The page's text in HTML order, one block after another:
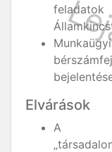
feladatok
Elvárások
A